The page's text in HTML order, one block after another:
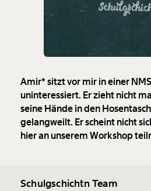
Amir* sitzt vor mir in einer
uninteressiert. Er zieht nicht
seine Hände in den
gelangweilt. Er scheint nicht
hier an unserem Workshop
Schulgschichtn Team